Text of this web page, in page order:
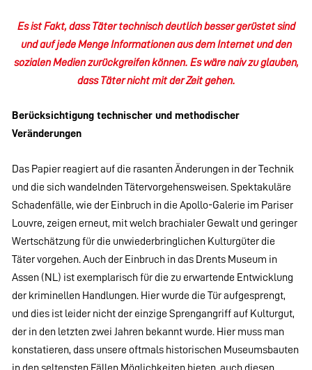
Es ist Fakt, dass Täter technisch deutlich besser gerüstet sind
und auf jede Menge Informationen aus dem Internet und den
sozialen Medien zurückgreifen können. Es wäre naiv zu glauben,
dass Täter nicht mit der Zeit gehen.
Berücksichtigung technischer und methodischer
Veränderungen
Das Papier reagiert auf die rasanten Änderungen in der Technik
und die sich wandelnden Tätervorgehensweisen. Spektakuläre
Schadenfälle, wie der Einbruch in die Apollo-Galerie im Pariser
Louvre, zeigen erneut, mit welch brachialer Gewalt und geringer
Wertschätzung für die unwiederbringlichen Kulturgüter die
Täter vorgehen. Auch der Einbruch in das Drents Museum in
Assen (NL) ist exemplarisch für die zu erwartende Entwicklung
der kriminellen Handlungen. Hier wurde die Tür aufgesprengt,
und dies ist leider nicht der einzige Sprengangriff auf Kulturgut,
der in den letzten zwei Jahren bekannt wurde. Hier muss man
konstatieren, dass unsere oftmals historischen Museumsbauten
in den seltensten Fällen Möglichkeiten bieten, auch diesen